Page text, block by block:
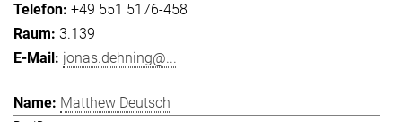
+49 551 5176-458
3.139
jonas.dehning@...
Matthew Deutsch